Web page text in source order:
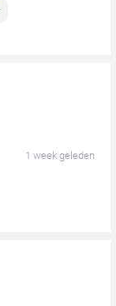
1 week geleden